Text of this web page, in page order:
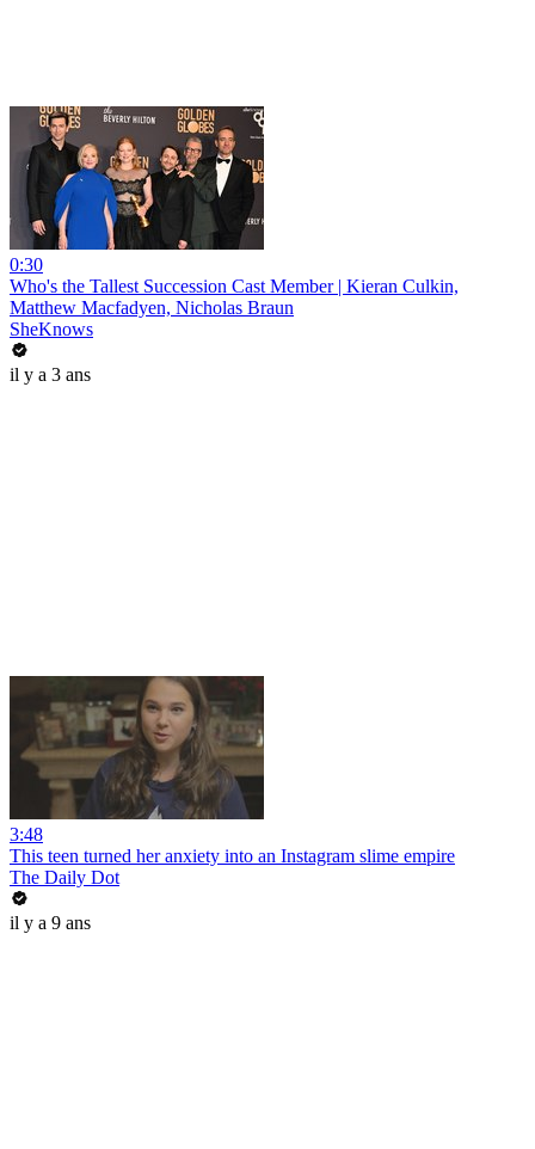
0:30
Who's the Tallest Succession Cast Member | Kieran Culkin,
Matthew Macfadyen, Nicholas Braun
SheKnows
il y a 3 ans
3:48
This teen turned her anxiety into an Instagram slime empire
The Daily Dot
il y a 9 ans